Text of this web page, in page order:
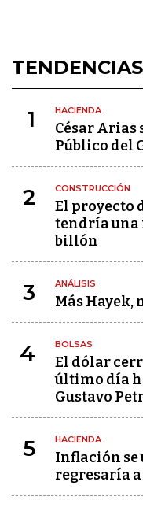
TENDENCIAS
1 HACIENDA
César Arias
Público del
2 CONSTRUCCIÓN
El proyecto
tendría una
billón
3 ANÁLISIS
Más Hayek,
4 BOLSAS
El dólar
último día
Gustavo
5 HACIENDA
Inflación se
regresaría